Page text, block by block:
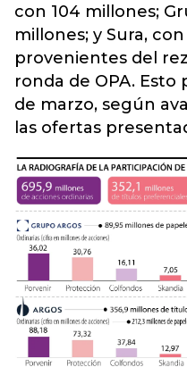
con 104 millones;
millones; y Sura,
provenientes del
ronda de OPA.
de marzo, según
las ofertas